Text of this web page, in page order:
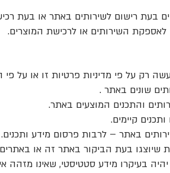
בעת רישום לשירותים באתר או בעת
לאספקת השירותים או לרכישת המוצרים.
רק על פי מדיניות פרטיות זו או על פי
שונים באתר .
והתכנים המוצעים באתר.
קיימים.
באתר – לרבות פרסום מידע ותכנים.
שיוצגו בעת הביקור באתר זה או
בעיקרו מידע סטטיסטי, שאינו מזהה